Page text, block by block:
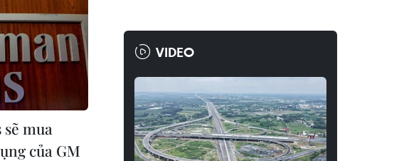
mua
của GM
VIDEO